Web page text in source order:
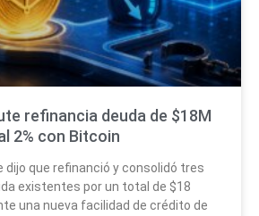
refinancia deuda de $18M
2% con Bitcoin
dijo que refinanció y consolidó tres
existentes por un total de $18
una nueva facilidad de crédito de